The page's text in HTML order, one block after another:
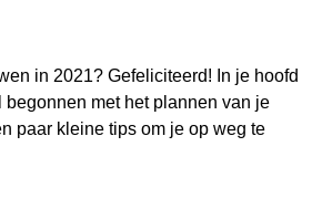
in 2021? Gefeliciteerd! In je hoofd
begonnen met het plannen van je
paar kleine tips om je op weg te